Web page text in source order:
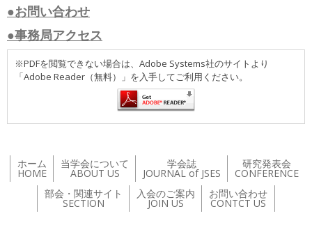
●お問い合わせ
●事務局アクセス
※PDFを閲覧できない場合は、Adobe Systems社のサイトより
「Adobe Reader（無料）」を入手してご利用ください。
ホーム
HOME
当学会について
ABOUT US
学会誌
JOURNAL of JSES
研究発表会
CONFERENCE
部会・関連サイト
SECTION
入会のご案内
JOIN US
お問い合わせ
CONTCT US